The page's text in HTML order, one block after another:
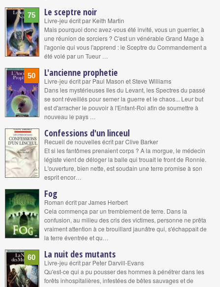
75 Le sceptre noir
Livre-jeu écrit par Keith Martin
Mais pourquoi donc avez-vous été invité, vous un guerrier, à
une réunion de sorciers ? C'est un vénérable Grand Mage à
l'agonie qui vous l'apprend : le Sceptre du Commandement a
été volé par un Tueur …
50 L'ancienne prophetie
Livre-jeu écrit par Paul Mason et Steve Williams
Dans les mystérieuses Iles du Levant, les Spectres du passé
se sont réveillés pour semer la guerre et le chaos... Leur but
est d'arracher le pouvoir à l'Enfant-Roi afin de soumettre à
nouveau le pays …
Confessions d'un linceul
Recueil de nouvelles écrit par Clive Barker
Et si les fantômes prenaient corps ? A la morgue, le médecin
légiste vient de déloger la balle qui trouait le front de Ronnie.
L'ouverture, bien nette, est soudain une terre promise à son
esprit encor…
Fog
Roman écrit par James Herbert
Cela commença par un tremblement de terre. Dans la
confusion, au milieu des cris des victimes, personne ne prêta
vraiment attention à ce brouillard jaunâtre qui, s'échappait de
la terre éventrée et qu…
60 La nuit des mutants
Livre-jeu écrit par Peter Darvill-Evans
Qu'est-ce qui a pu pousser des hommes à pénétrer dans les
forêts inhospitalières, infestées de bêtes sauvages et de